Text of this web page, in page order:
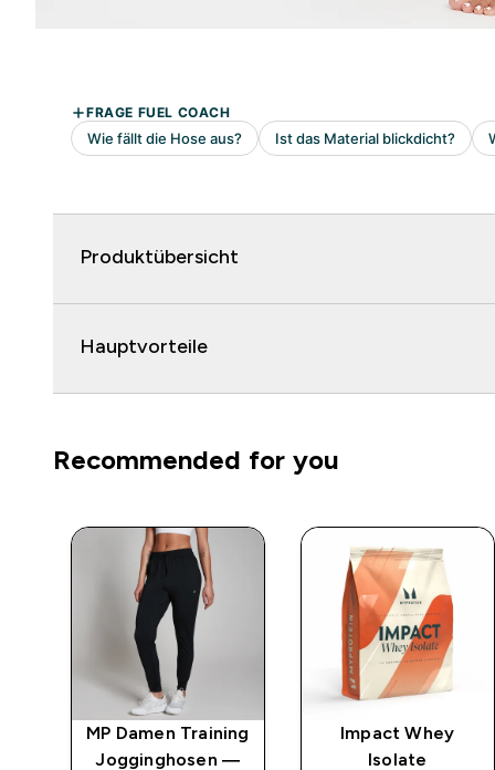
Produktübersicht
Hauptvorteile
Recommended for you
MP Damen Training
Jogginghosen —
Impact Whey
Isolate